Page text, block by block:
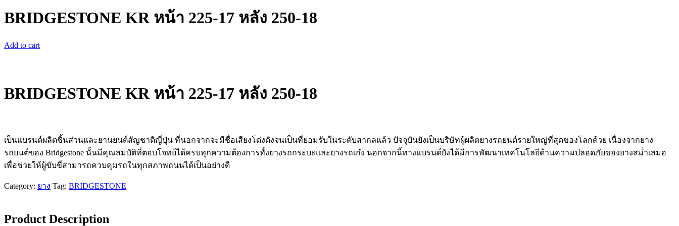
BRIDGESTONE KR หน้า 225-17 หลัง 250-18
Add to cart
BRIDGESTONE KR หน้า 225-17 หลัง 250-18
เป็นแบรนด์ผลิต​ชิ้นส่วนและยานยนต์​สัญชาติ​ญี่ปุ่น​ ที่นอกจากจะมีชื่อเสียงโด่งดังจนเป็นที่ยอมรับในระดับสากลแล้ว ปัจจุบันยังเป็นบริษัทผู้ผลิตยางรถยนต์รายใหญ่ที่สุดของโลกด้วย​ เนื่องจากยาง​
รถยนต์ของ Bridgestone​ นั้นมีคุณสมบัติที่ตอบโจทย์ได้ครบทุกความต้องการทั้ง​ยางรถกระบะและยางรถเก๋ง นอกจากนี้ทางแบรนด์ยังได้มีการพัฒนา​เทคโนโลยีด้านความปลอดภัยของยางสม่ำเสมอ
เพื่อช่วยให้ผู้ขับขี่สามารถ​ควบคุมรถในทุกสภาพถนนได้เป็น​อย่างดี​
Category: ยาง Tag: BRIDGESTONE
Product Description